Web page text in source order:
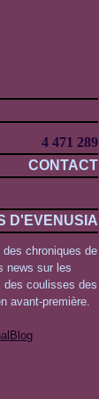
4 471 289
CONTACT
D'EVENUSIA
chroniques de
news sur les
des coulisses des
avant-première.